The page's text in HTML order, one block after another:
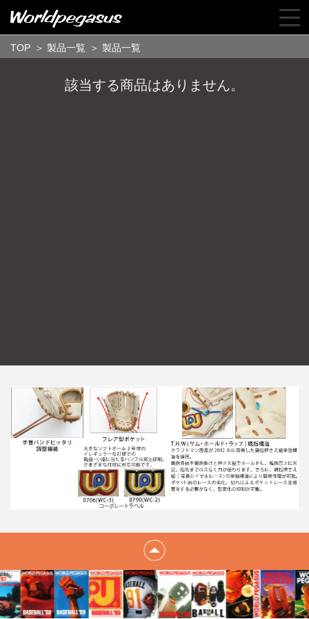
TOP ＞ 製品一覧 ＞ 製品一覧
該当する商品はありません。